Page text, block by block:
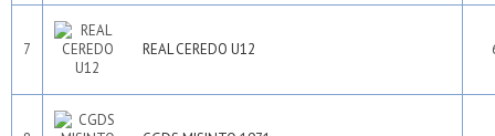
7 REAL CEREDO U12